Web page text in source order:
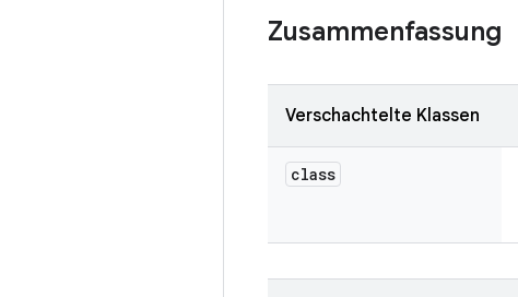
Zusammenfassung
Verschachtelte Klassen
class